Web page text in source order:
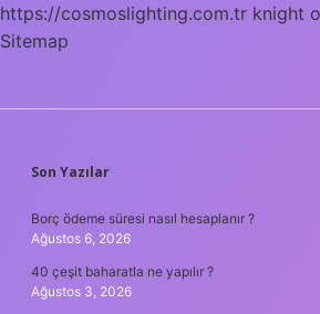
https://cosmoslighting.com.tr knight
Sitemap
SIDEBAR
Son Yazılar
Borç ödeme süresi nasıl hesaplanır ?
Ağustos 6, 2026
40 çeşit baharatla ne yapılır ?
Ağustos 3, 2026